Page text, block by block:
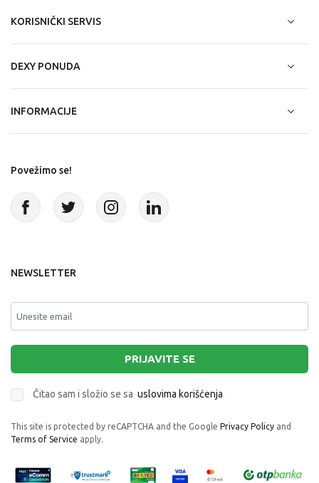
KORISNIČKI SERVIS
DEXY PONUDA
INFORMACIJE
Povežimo se!
NEWSLETTER
PRIJAVITE SE
Čitao sam i složio se sa uslovima korišćenja
This site is protected by reCAPTCHA and the Google Privacy Policy and
Terms of Service apply.